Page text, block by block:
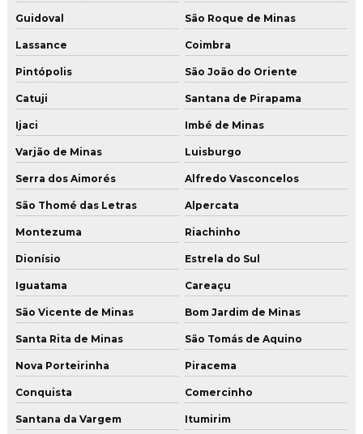
Guidoval São Roque de Minas
Lassance Coimbra
Pintópolis São João do Oriente
Catuji Santana de Pirapama
Ijaci Imbé de Minas
Varjão de Minas Luisburgo
Serra dos Aimorés Alfredo Vasconcelos
São Thomé das Letras Alpercata
Montezuma Riachinho
Dionísio Estrela do Sul
Iguatama Careaçu
São Vicente de Minas Bom Jardim de Minas
Santa Rita de Minas São Tomás de Aquino
Nova Porteirinha Piracema
Conquista Comercinho
Santana da Vargem Itumirim